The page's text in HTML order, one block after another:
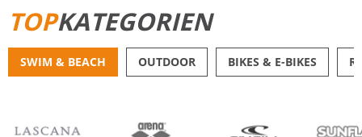
TOPKATEGORIEN
SWIM & BEACH OUTDOOR BIKES & E-BIKES